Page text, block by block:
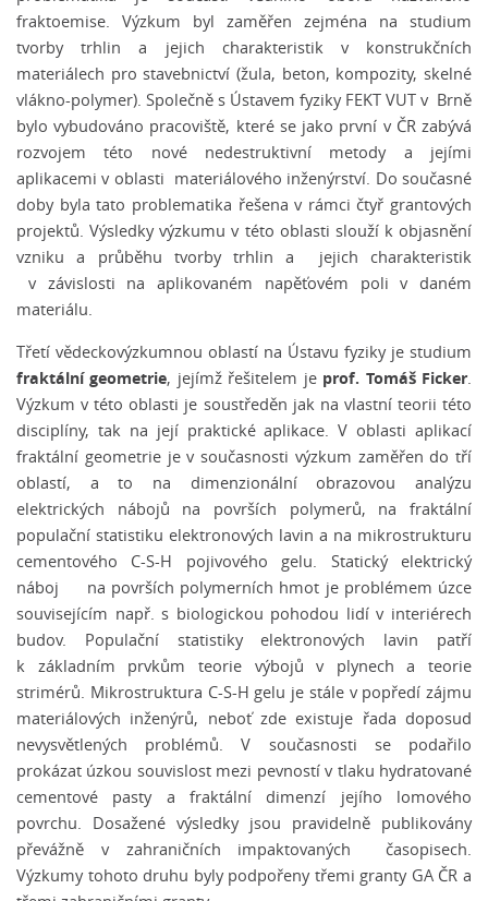
fraktoemise. Výzkum byl zaměřen zejména na studium
tvorby trhlin a jejich charakteristik v konstrukčních
materiálech pro stavebnictví (žula, beton, kompozity, skelné
vlákno-polymer). Společně s Ústavem fyziky FEKT VUT v Brně
bylo vybudováno pracoviště, které se jako první v ČR zabývá
rozvojem této nové nedestruktivní metody a jejími
aplikacemi v oblasti materiálového inženýrství. Do současné
doby byla tato problematika řešena v rámci čtyř grantových
projektů. Výsledky výzkumu v této oblasti slouží k objasnění
vzniku a průběhu tvorby trhlin a jejich charakteristik
v závislosti na aplikovaném napěťovém poli v daném
materiálu.
Třetí vědeckovýzkumnou oblastí na Ústavu fyziky je studium
fraktální geometrie, jejímž řešitelem je prof. Tomáš Ficker.
Výzkum v této oblasti je soustředěn jak na vlastní teorii této
disciplíny, tak na její praktické aplikace. V oblasti aplikací
fraktální geometrie je v současnosti výzkum zaměřen do tří
oblastí, a to na dimenzionální obrazovou analýzu
elektrických nábojů na površích polymerů, na fraktální
populační statistiku elektronových lavin a na mikrostrukturu
cementového C-S-H pojivového gelu. Statický elektrický
náboj na površích polymerních hmot je problémem úzce
souvisejícím např. s biologickou pohodou lidí v interiérech
budov. Populační statistiky elektronových lavin patří
k základním prvkům teorie výbojů v plynech a teorie
strimérů. Mikrostruktura C-S-H gelu je stále v popředí zájmu
materiálových inženýrů, neboť zde existuje řada doposud
nevysvětlených problémů. V současnosti se podařilo
prokázat úzkou souvislost mezi pevností v tlaku hydratované
cementové pasty a fraktální dimenzí jejího lomového
povrchu. Dosažené výsledky jsou pravidelně publikovány
převážně v zahraničních impaktovaných časopisech.
Výzkumy tohoto druhu byly podpořeny třemi granty GA ČR a